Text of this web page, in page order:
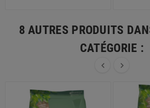
8 AUTRES PRODUITS
CATÉGORIE :
 